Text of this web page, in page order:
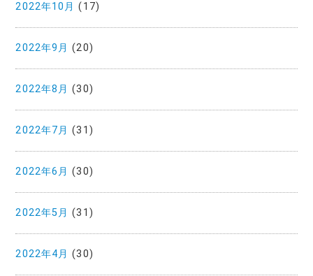
2022年10月 (17)
2022年9月 (20)
2022年8月 (30)
2022年7月 (31)
2022年6月 (30)
2022年5月 (31)
2022年4月 (30)